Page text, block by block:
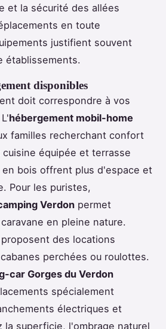
et la sécurité des allées
en toute
justifient souvent
établissements.
disponibles
doit correspondre à vos
hébergement mobil-home
familles recherchant confort
équipée et terrasse
bois offrent plus d'espace et
Pour les puristes,
Verdon permet
en pleine nature.
des locations
perchées ou roulottes.
car Gorges du Verdon
spécialement
électriques et
la superficie, l'ombrage naturel